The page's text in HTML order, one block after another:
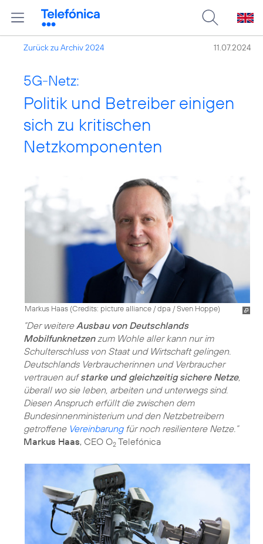
Zurück zu Archiv 2024 11.07.2024
5G-Netz:
Politik und Betreiber einigen
sich zu kritischen
Netzkomponenten
Markus Haas (Credits: picture alliance / dpa / Sven Hoppe)
“Der weitereAusbau von Deutschlands
Mobilfunknetzenzum Wohle aller kann nur im
Schulterschluss von Staat und Wirtschaft gelingen.
Deutschlands Verbraucherinnen und Verbraucher
vertrauen aufstarke und gleichzeitig sichere Netze,
überall wo sie leben, arbeiten und unterwegs sind.
Diesen Anspruch erfüllt die zwischen dem
Bundesinnenministerium und den Netzbetreibern
getroffene Vereinbarungfür noch resilientere Netze.”
Markus Haas, CEO O2 Telefónica